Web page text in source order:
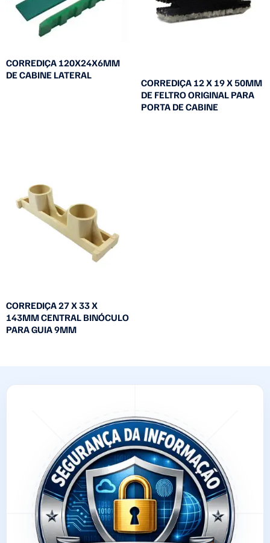
CORREDIÇA 120X24X6MM
DE CABINE LATERAL
CORREDIÇA 12 X 19 X 50MM
DE FELTRO ORIGINAL PARA
PORTA DE CABINE
CORREDIÇA 27 X 33 X
143MM CENTRAL BINÓCULO
PARA GUIA 9MM